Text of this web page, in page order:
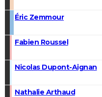
Éric Zemmour
Fabien Roussel
Nicolas Dupont-Aignan
Nathalie Arthaud